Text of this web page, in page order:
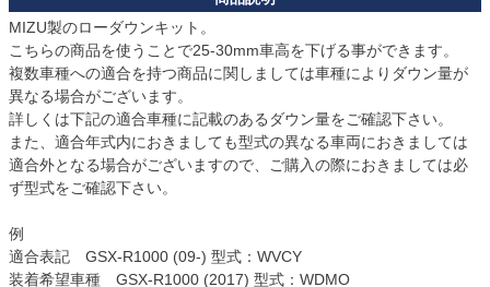
MIZU製のローダウンキット。
こちらの商品を使うことで25-30mm車高を下げる事ができます。
複数車種への適合を持つ商品に関しましては車種によりダウン量が
異なる場合がございます。
詳しくは下記の適合車種に記載のあるダウン量をご確認下さい。
また、適合年式内におきましても型式の異なる車両におきましては
適合外となる場合がございますので、ご購入の際におきましては必
ず型式をご確認下さい。
例
適合表記　GSX-R1000 (09-) 型式：WVCY
装着希望車種　GSX-R1000 (2017) 型式：WDMO